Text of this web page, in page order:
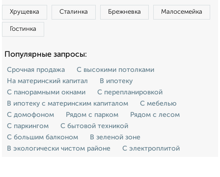
Хрущевка Сталинка Брежневка Малосемейка
Гостинка
Популярные запросы:
Срочная продажа
С высокими потолками
На материнский капитал
В ипотеку
С панорамными окнами
С перепланировкой
В ипотеку с материнским капиталом
С мебелью
С домофоном
Рядом с парком
Рядом с лесом
С паркингом
С бытовой техникой
С большим балконом
В зеленой зоне
В экологически чистом районе
С электроплитой